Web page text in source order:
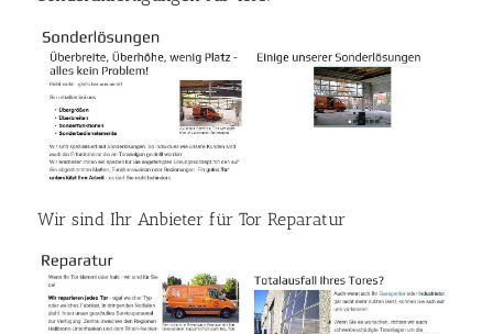
Wir sind Ihr Anbieter für Tor Reparatur